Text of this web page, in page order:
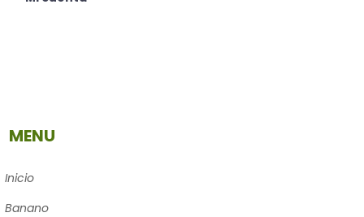
MENU
Inicio
Banano